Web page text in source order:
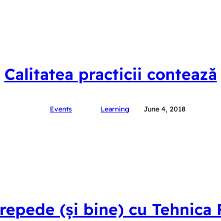
Calitatea practicii contează
Events Learning June 4, 2018
(și bine) cu Tehnica